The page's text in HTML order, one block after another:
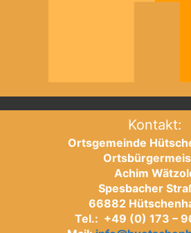
Kontakt:
Ortsgemeinde
Achim
Spesbacher
66882
Tel.: +49 (0) 173 –